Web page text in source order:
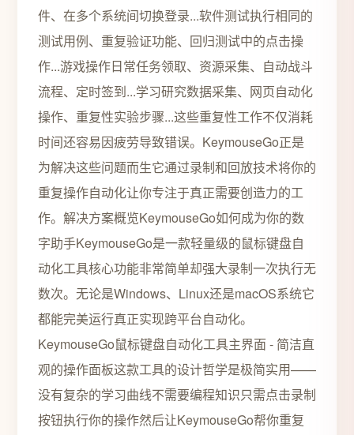
件、在多个系统间切换登录...软件测试执行相同的
测试用例、重复验证功能、回归测试中的点击操
作...游戏操作日常任务领取、资源采集、自动战斗
流程、定时签到...学习研究数据采集、网页自动化
操作、重复性实验步骤...这些重复性工作不仅消耗
时间还容易因疲劳导致错误。KeymouseGo正是
为解决这些问题而生它通过录制和回放技术将你的
重复操作自动化让你专注于真正需要创造力的工
作。解决方案概览KeymouseGo如何成为你的数
字助手KeymouseGo是一款轻量级的鼠标键盘自
动化工具核心功能非常简单却强大录制一次执行无
数次。无论是Windows、Linux还是macOS系统它
都能完美运行真正实现跨平台自动化。
KeymouseGo鼠标键盘自动化工具主界面 - 简洁直
观的操作面板这款工具的设计哲学是极简实用——
没有复杂的学习曲线不需要编程知识只需点击录制
按钮执行你的操作然后让KeymouseGo帮你重复